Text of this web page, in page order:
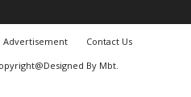
Advertisement
Contact Us
By Mbt.